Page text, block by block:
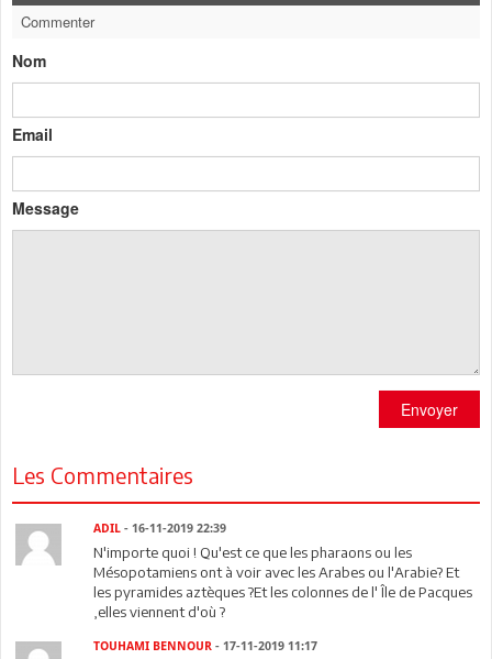
Commenter
Nom
Email
Message
Envoyer
Les Commentaires
ADIL - 16-11-2019 22:39
N'importe quoi ! Qu'est ce que les pharaons ou les
Mésopotamiens ont à voir avec les Arabes ou l'Arabie? Et
les pyramides aztèques ?Et les colonnes de l' Île de Pacques
,elles viennent d'où ?
TOUHAMI BENNOUR - 17-11-2019 11:17